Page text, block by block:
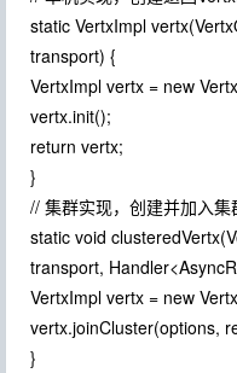
static VertxImpl
transport) {
VertxImpl vertx = new
vertx.init();
return vertx;
}
// 集群实现，创建并加入集
static void
transport,
VertxImpl vertx = new
vertx.joinCluster(options,
}